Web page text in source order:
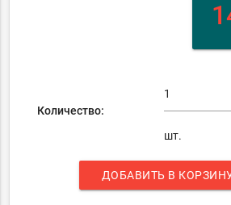
Количество:
шт.
ДОБАВИТЬ В